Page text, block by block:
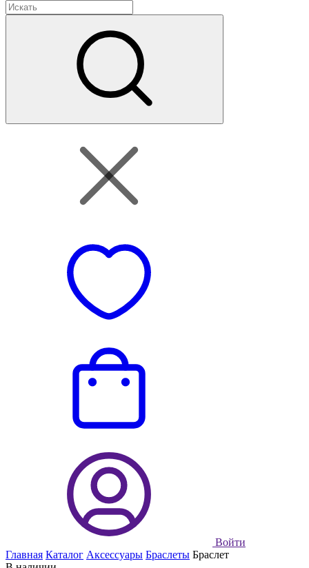
Войти
Главная Каталог Аксессуары Браслеты Браслет